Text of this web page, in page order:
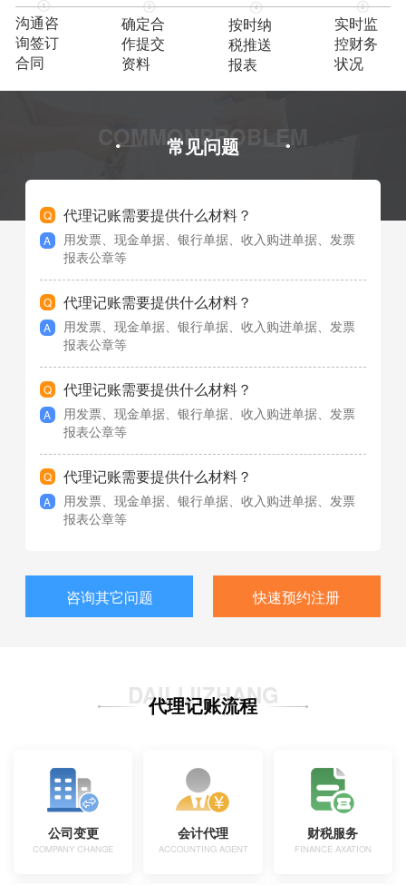
沟通咨
询签订
合同
确定合
作提交
资料
按时纳
税推送
报表
实时监
控财务
状况
COMMONPROBLEM
常见问题
代理记账需要提供什么材料？
用发票、现金单据、银行单据、收入购进单据、发票
报表公章等
代理记账需要提供什么材料？
用发票、现金单据、银行单据、收入购进单据、发票
报表公章等
代理记账需要提供什么材料？
用发票、现金单据、银行单据、收入购进单据、发票
报表公章等
代理记账需要提供什么材料？
用发票、现金单据、银行单据、收入购进单据、发票
报表公章等
咨询其它问题 快速预约注册
DAILIJIZHANG
代理记账流程
公司变更
COMPANY CHANGE
会计代理
ACCOUNTING AGENT
财税服务
FINANCE AXATION